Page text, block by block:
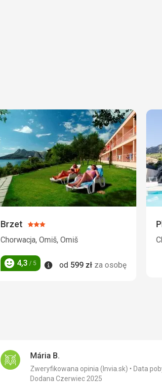
Brzet Ocena:
3/5
Chorwacja, Omiš, Omiš
Ocena
4,3 / 5 Informacje
od 599 zł za osobę
Mária B.
Zweryfikowana opinia (Invia.sk)
Data
Dodana Czerwiec 2025